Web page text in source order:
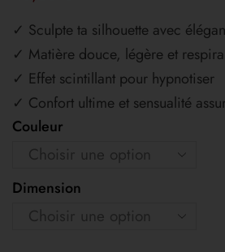
✓ Sculpte ta silhouette avec
✓ Matière douce, légère et
✓ Effet scintillant pour hypnotiser
✓ Confort ultime et sensualité
Couleur
Dimension